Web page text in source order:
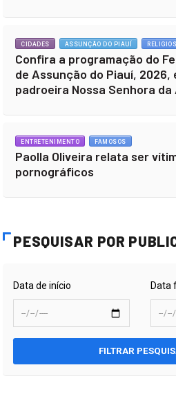
CIDADES ASSUNÇÃO DO PIAUÍ
Confira a programação do
de Assunção do Piauí, 2026,
padroeira Nossa Senhora da
ENTRETENIMENTO FAMOSOS
Paolla Oliveira relata ser
pornográficos
PESQUISAR POR
Data de início Data
FILTRAR